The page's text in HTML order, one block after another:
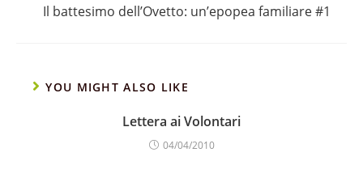
Il battesimo dell’Ovetto: un’epopea familiare #1
YOU MIGHT ALSO LIKE
Lettera ai Volontari
04/04/2010